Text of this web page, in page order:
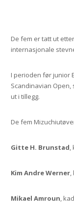
De fem er tatt ut
internasjonale
I perioden før junior
Scandinavian
ut i tillegg.
De fem
Gitte H. Brunstad,
Kim Andre Werner,
Mikael Amroun,